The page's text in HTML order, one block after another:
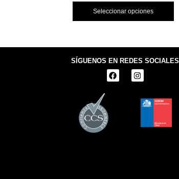
Seleccionar opciones
SÍGUENOS EN REDES SOCIALES